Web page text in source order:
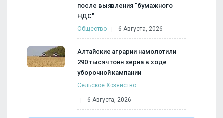
после выявления "бумажного
НДС"
Общество 6 Августа, 2026
Алтайские аграрии намолотили
290 тысяч тонн зерна в ходе
уборочной кампании
Сельское Хозяйство
6 Августа, 2026